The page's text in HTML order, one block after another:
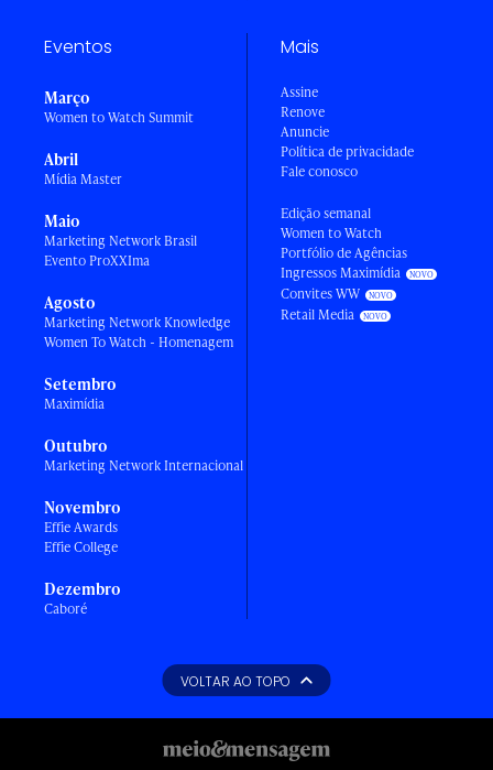
Eventos
Março
Women to Watch Summit
Abril
Mídia Master
Maio
Marketing Network Brasil
Evento ProXXIma
Agosto
Marketing Network Knowledge
Women To Watch - Homenagem
Setembro
Maximídia
Outubro
Marketing Network Internacional
Novembro
Effie Awards
Effie College
Dezembro
Caboré
Mais
Assine
Renove
Anuncie
Política de privacidade
Fale conosco
Edição semanal
Women to Watch
Portfólio de Agências
Ingressos Maximídia
Convites WW
Retail Media
VOLTAR AO TOPO